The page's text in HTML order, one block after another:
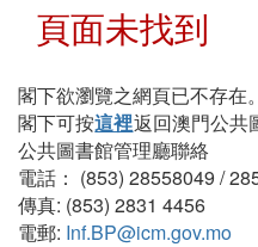
頁面未找到
閣下欲瀏覽之網頁已不存在。
閣下可按這裡返回澳門公共
公共圖書館管理廳聯絡
電話： (853) 28558049 /
傳真: (853) 2831 4456
電郵: Inf.BP@icm.gov.mo